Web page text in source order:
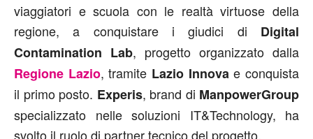
viaggiatori e scuola con le realtà virtuose della
regione, a conquistare i giudici di Digital
Contamination Lab, progetto organizzato dalla
Regione Lazio, tramite Lazio Innova e conquista
il primo posto. Experis, brand di ManpowerGroup
specializzato nelle soluzioni IT&Technology, ha
svolto il ruolo di partner tecnico del progetto.